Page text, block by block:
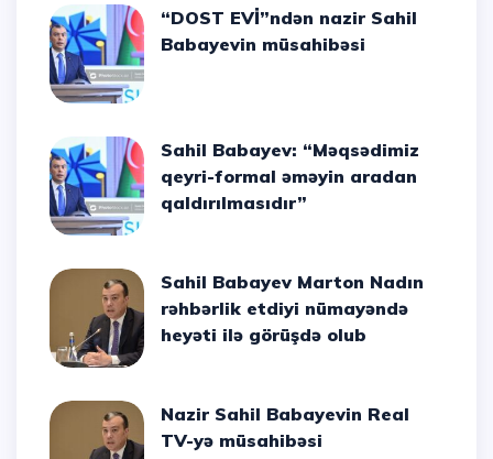
“DOST EVİ”ndən nazir Sahil
Babayevin müsahibəsi
Sahil Babayev: “Məqsədimiz
qeyri-formal əməyin aradan
qaldırılmasıdır”
Sahil Babayev Marton Nadın
rəhbərlik etdiyi nümayəndə
heyəti ilə görüşdə olub
Nazir Sahil Babayevin Real
TV-yə müsahibəsi